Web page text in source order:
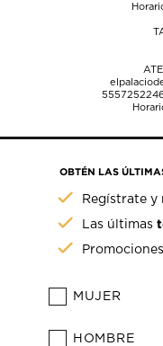
OBTÉN LAS
Regístrate
Las últimas
MUJER
HOMBRE